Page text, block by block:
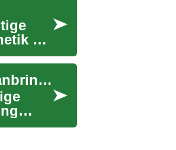
als
Renovieren leicht gemacht: Fliesen ohne Kleber anbringen